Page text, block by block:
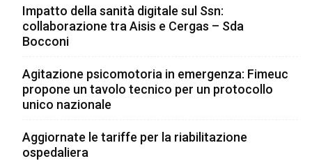
Impatto della sanità digitale sul Ssn:
collaborazione tra Aisis e Cergas – Sda
Bocconi
Agitazione psicomotoria in emergenza: Fimeuc
propone un tavolo tecnico per un protocollo
unico nazionale
Aggiornate le tariffe per la riabilitazione
ospedaliera